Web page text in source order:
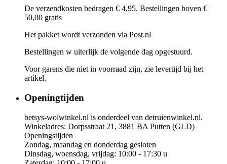
De verzendkosten bedragen € 4,95. Bestellingen boven €
50,00 gratis
Het pakket wordt verzonden via Post.nl
Bestellingen w uiterlijk de volgende dag opgestuurd.
Voor garens die niet in voorraad zijn, zie levertijd bij het
artikel.
Openingtijden
betsys-wolwinkel.nl is onderdeel van detruienwinkel.nl.
Winkeladres: Dorpsstraat 21, 3881 BA Putten (GLD)
Openingstijden
Zondag, maandag en donderdag gesloten
Dinsdag, woensdag, vrijdag: 10:00 - 17:30 u